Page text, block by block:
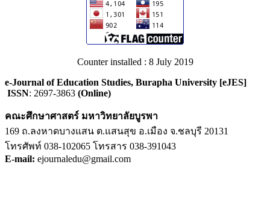
Counter installed : 8 July 2019
e-Journal of Education Studies, Burapha University [eJES]
ISSN: 2697-3863 (Online)
คณะศึกษาศาสตร์ มหาวิทยาลัยบูรพา
169 ถ.ลงหาดบางแสน ต.แสนสุข อ.เมือง จ.ชลบุรี 20131
โทรศัพท์ 038-102065 โทรสาร 038-391043
E-mail: ejournaledu@gmail.com